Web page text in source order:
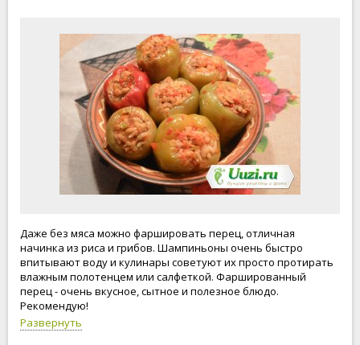
Даже без мяса можно фаршировать перец, отличная
начинка из риса и грибов. Шампиньоны очень быстро
впитывают воду и кулинары советуют их просто протирать
влажным полотенцем или салфеткой. Фаршированный
перец - очень вкусное, сытное и полезное блюдо.
Рекомендую!
Развернуть